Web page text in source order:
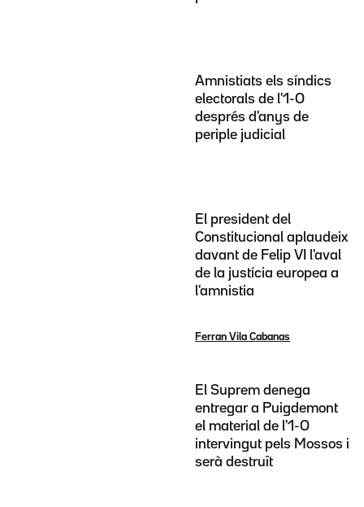
Amnistiats els síndics
electorals de l'1-O
després d'anys de
periple judicial
El president del
Constitucional aplaudeix
davant de Felip VI l'aval
de la justícia europea a
l'amnistia
Ferran Vila Cabanas
El Suprem denega
entregar a Puigdemont
el material de l'1-O
intervingut pels Mossos i
serà destruït